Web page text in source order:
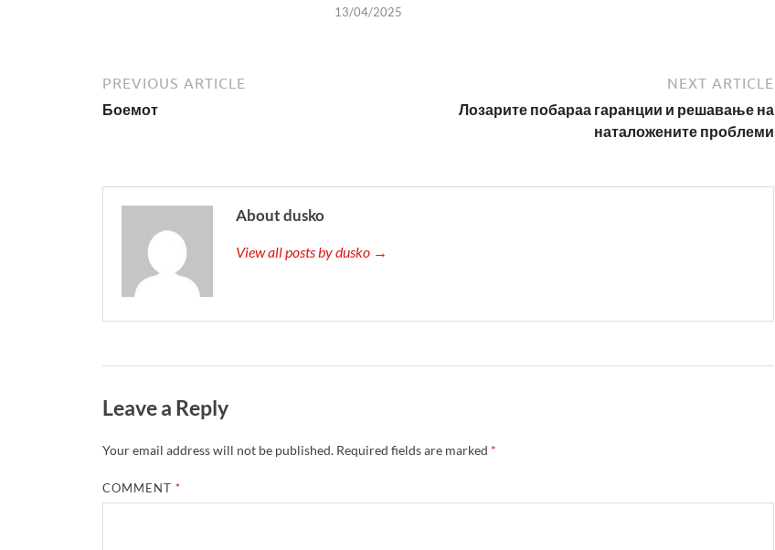
13/04/2025
PREVIOUS ARTICLE
Боемот
NEXT ARTICLE
Лозарите побараа гаранции и решавање на
наталожените проблеми
About dusko
View all posts by dusko →
Leave a Reply
Your email address will not be published. Required fields are marked *
COMMENT*